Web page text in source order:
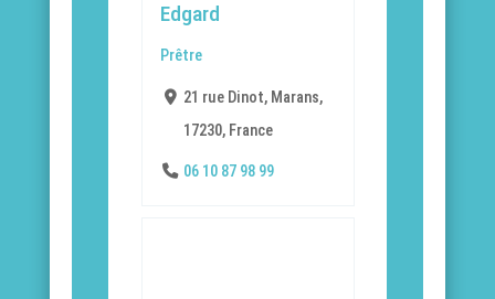
Edgard
Prêtre
21 rue Dinot, Marans,
17230, France
06 10 87 98 99